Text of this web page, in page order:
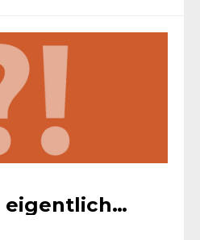
eigentlich…